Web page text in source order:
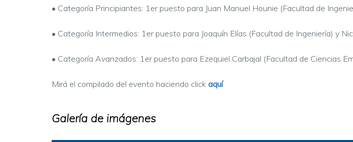
• Categoría Principiantes: 1er puesto para Juan Manuel Hounie (Facultad de
• Categoría Intermedios: 1er puesto para Joaquín Elías (Facultad de Ingeniería) y
• Categoría Avanzados: 1er puesto para Ezequiel Carbajal (Facultad de Ciencias
Mirá el compilado del evento haciendo click aquí
Galería de imágenes